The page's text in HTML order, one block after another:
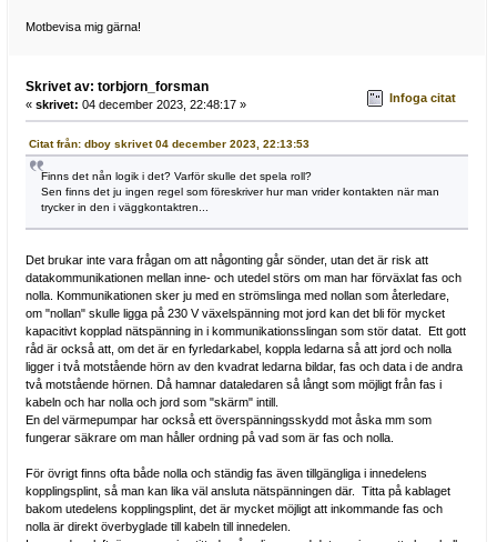
Motbevisa mig gärna!
Skrivet av: torbjorn_forsman
« skrivet: 04 december 2023, 22:48:17 » Infoga citat
Citat från: dboy skrivet 04 december 2023, 22:13:53
Finns det nån logik i det? Varför skulle det spela roll?
Sen finns det ju ingen regel som föreskriver hur man vrider kontakten när man
trycker in den i väggkontaktren...
Det brukar inte vara frågan om att någonting går sönder, utan det är risk att
datakommunikationen mellan inne- och utedel störs om man har förväxlat fas och
nolla. Kommunikationen sker ju med en strömslinga med nollan som återledare,
om "nollan" skulle ligga på 230 V växelspänning mot jord kan det bli för mycket
kapacitivt kopplad nätspänning in i kommunikationsslingan som stör datat. Ett gott
råd är också att, om det är en fyrledarkabel, koppla ledarna så att jord och nolla
ligger i två motstående hörn av den kvadrat ledarna bildar, fas och data i de andra
två motstående hörnen. Då hamnar dataledaren så långt som möjligt från fas i
kabeln och har nolla och jord som "skärm" intill.
En del värmepumpar har också ett överspänningsskydd mot åska mm som
fungerar säkrare om man håller ordning på vad som är fas och nolla.
För övrigt finns ofta både nolla och ständig fas även tillgängliga i innedelens
kopplingsplint, så man kan lika väl ansluta nätspänningen där. Titta på kablaget
bakom utedelens kopplingsplint, det är mycket möjligt att inkommande fas och
nolla är direkt överbyglade till kabeln till innedelen.